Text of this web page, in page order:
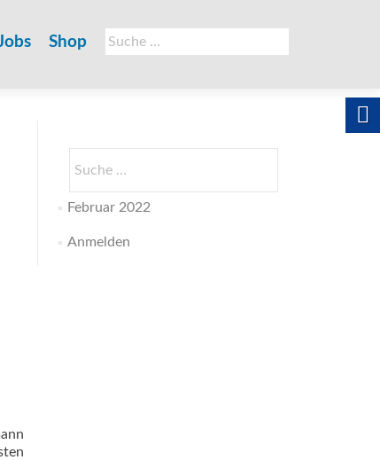
Suche
nach:
Shop
nach:
Februar 2022
Anmelden